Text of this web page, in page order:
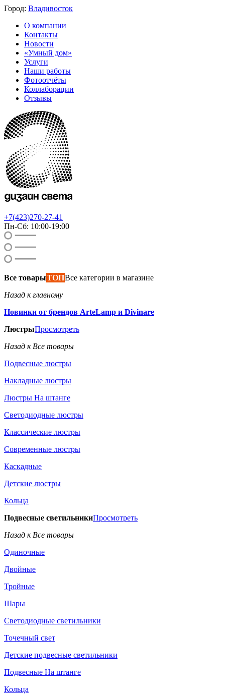
Город: Владивосток
О компании
Контакты
Новости
«Умный дом»
Услуги
Наши работы
Фотоотчёты
Коллаборации
Отзывы
+7(423)270-27-41
Пн-Сб: 10:00-19:00
Все товарыТОПВсе категории в магазине
Назад к главному
Новинки от брендов ArteLamp и Divinare
ЛюстрыПросмотреть
Назад к Все товары
Подвесные люстры
Накладные люстры
Люстры На штанге
Светодиодные люстры
Классические люстры
Современные люстры
Каскадные
Детские люстры
Кольца
Подвесные светильникиПросмотреть
Назад к Все товары
Одиночные
Двойные
Тройные
Шары
Светодиодные светильники
Точечный свет
Детские подвесные светильники
Подвесные На штанге
Кольца